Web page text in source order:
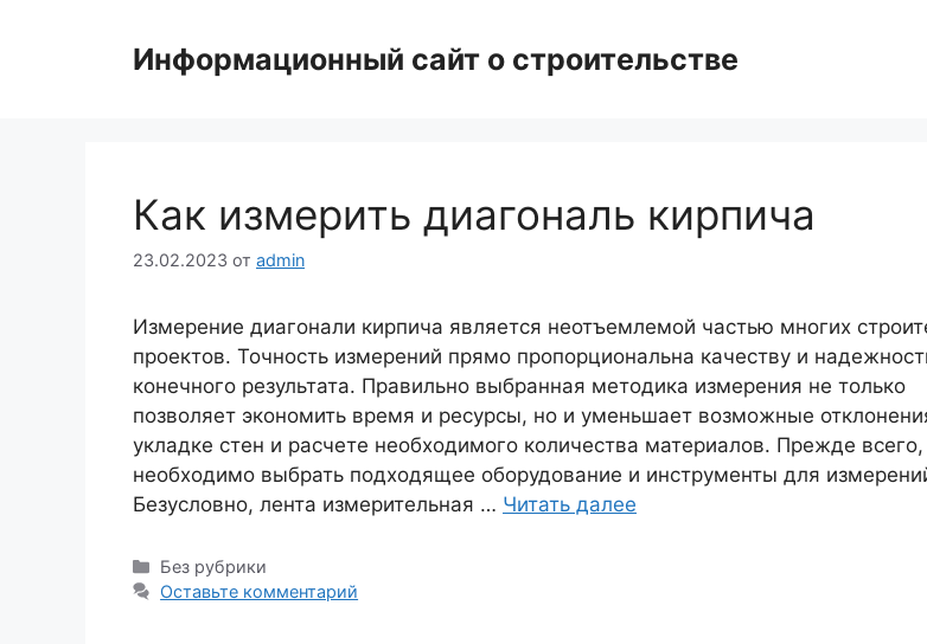
содержимомуИнформационный сайт о строительстве
Как измерить диагональ кирпича
23.02.2023 от admin
Измерение диагонали кирпича является неотъемлемой частью многих
проектов. Точность измерений прямо пропорциональна качеству и
конечного результата. Правильно выбранная методика измерения не только
позволяет экономить время и ресурсы, но и уменьшает возможные
укладке стен и расчете необходимого количества материалов. Прежде всего,
необходимо выбрать подходящее оборудование и инструменты для
Безусловно, лента измерительная … Читать далее
Рубрики
Без рубрики
Оставьте комментарий